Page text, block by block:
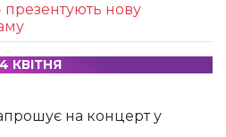
презентують нову
КВІТНЯ
на концерт у